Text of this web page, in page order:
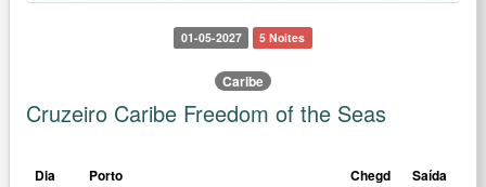
01-05-2027 5 Noites
Caribe
Cruzeiro Caribe Freedom of the Seas
Dia Porto Chegd Saída